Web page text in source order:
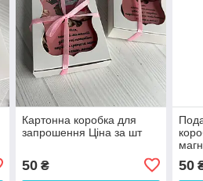
Картонна коробка для
запрошення Ціна за шт
50₴ 50